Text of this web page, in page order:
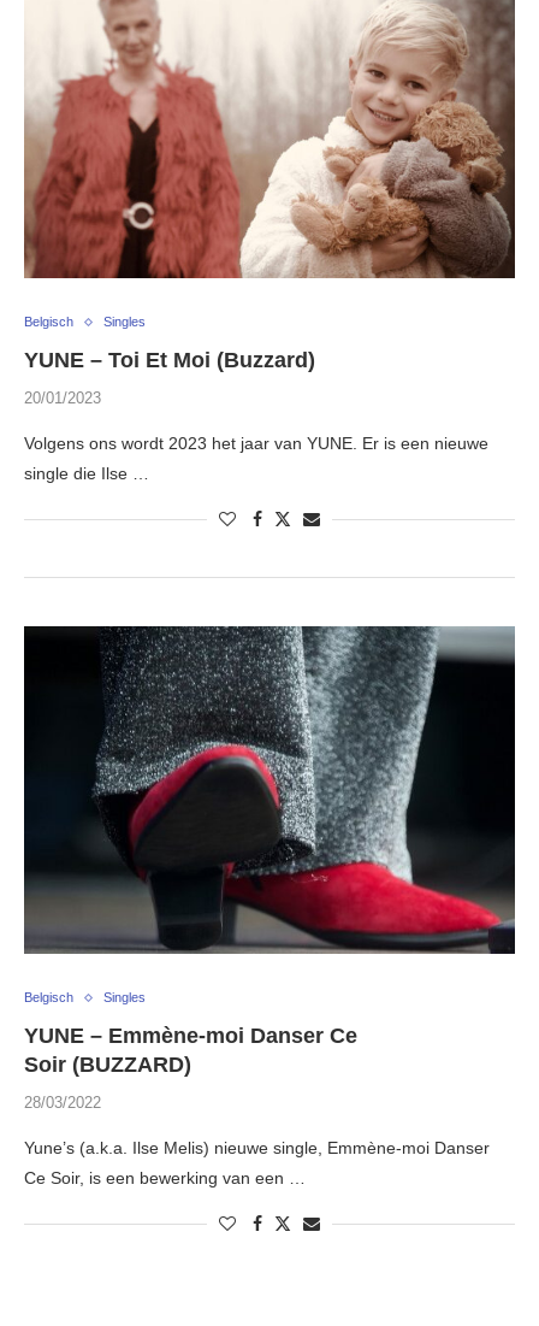
Belgisch Singles
YUNE – Toi Et Moi (Buzzard)
20/01/2023
Volgens ons wordt 2023 het jaar van YUNE. Er is een nieuwe
single die Ilse …
Belgisch Singles
YUNE – Emmène-moi Danser Ce
Soir (BUZZARD)
28/03/2022
Yune’s (a.k.a. Ilse Melis) nieuwe single, Emmène-moi Danser
Ce Soir, is een bewerking van een …